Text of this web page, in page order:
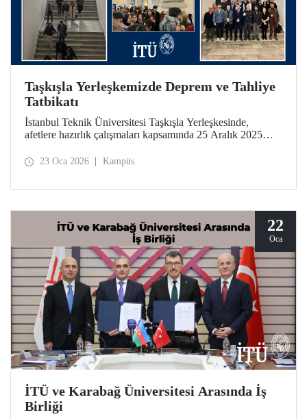
Taşkışla Yerleşkemizde Deprem ve Tahliye
Tatbikatı
İstanbul Teknik Üniversitesi Taşkışla Yerleşkesinde,
afetlere hazırlık çalışmaları kapsamında 25 Aralık 2025
olası bir deprem anında bina tahliye süreçlerinin
23 Oca 2026 Kampüs
22
Oca
İTÜ ve Karabağ Üniversitesi Arasında İş
Birliği